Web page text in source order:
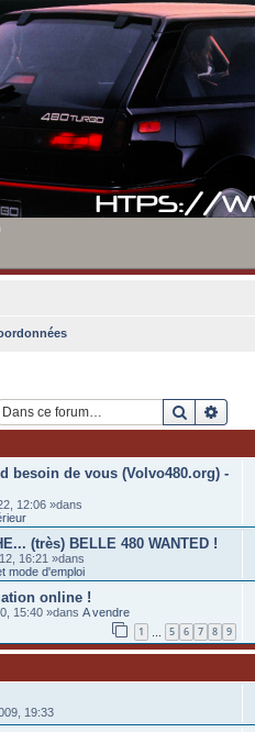
Rechercher
besoin de vous (Volvo480.org) -
12:06 »dans
(très) BELLE 480 WANTED !
16:21 »dans
mode d'emploi
online !
15:40 »dans A vendre
1 … 5 6 7 8 9
19:33